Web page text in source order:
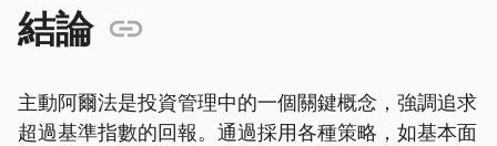
結論
主動阿爾法是投資管理中的一個關鍵概念，強調追求
超過基準指數的回報。通過採用各種策略，如基本面